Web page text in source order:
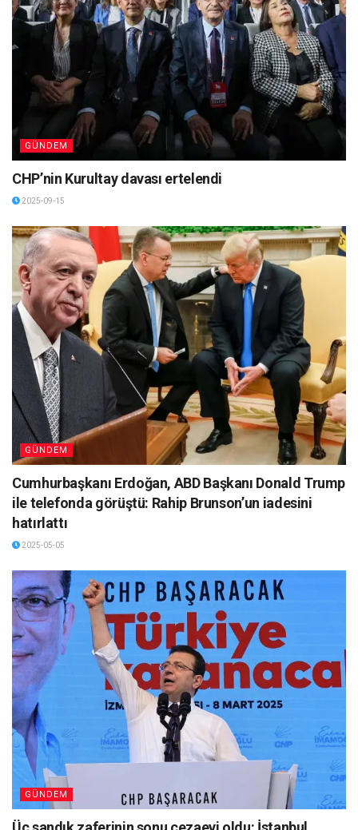
GÜNDEM
CHP’nin Kurultay davası ertelendi
2025-09-15
GÜNDEM
Cumhurbaşkanı Erdoğan, ABD Başkanı Donald Trump
ile telefonda görüştü: Rahip Brunson’un iadesini
hatırlattı
2025-05-05
GÜNDEM